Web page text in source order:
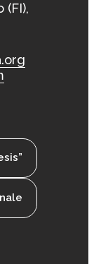
(FI),